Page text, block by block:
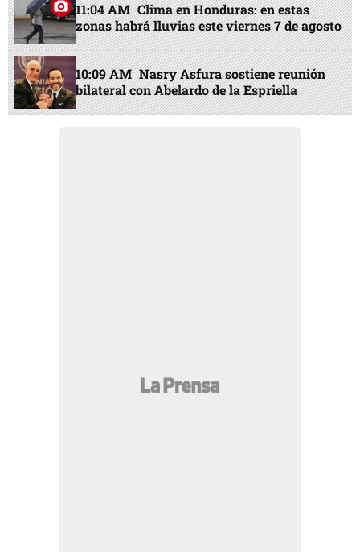
11:04 AM Clima en Honduras: en estas
zonas habrá lluvias este viernes 7 de agosto
10:09 AM Nasry Asfura sostiene reunión
bilateral con Abelardo de la Espriella